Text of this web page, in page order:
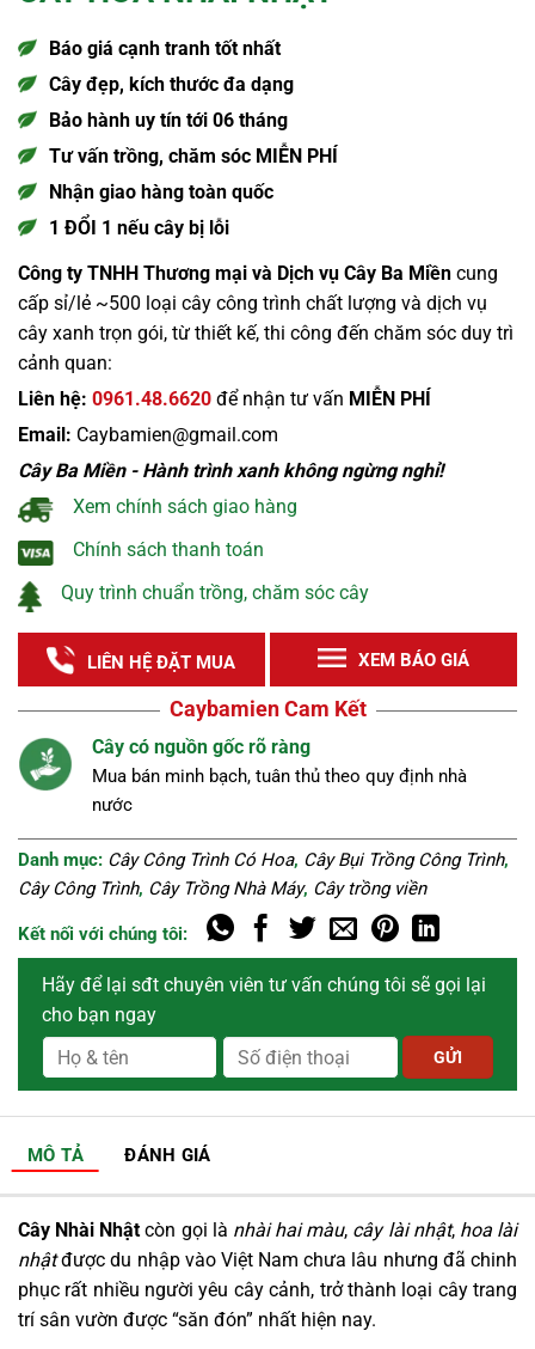
Báo giá cạnh tranh tốt nhất
Cây đẹp, kích thước đa dạng
Bảo hành uy tín tới 06 tháng
Tư vấn trồng, chăm sóc MIỄN PHÍ
Nhận giao hàng toàn quốc
1 ĐỔI 1 nếu cây bị lỗi
Công ty TNHH Thương mại và Dịch vụ Cây Ba Miền cung
cấp sỉ/lẻ ~500 loại cây công trình chất lượng và dịch vụ
cây xanh trọn gói, từ thiết kế, thi công đến chăm sóc duy trì
cảnh quan:
Liên hệ: 0961.48.6620 để nhận tư vấn MIỄN PHÍ
Email: Caybamien@gmail.com
Cây Ba Miền - Hành trình xanh không ngừng nghỉ!
Xem chính sách giao hàng
Chính sách thanh toán
Quy trình chuẩn trồng, chăm sóc cây
LIÊN HỆ ĐẶT MUA XEM BÁO GIÁ
Caybamien Cam Kết
Nguồn cây tuyển chọn
Cây khỏe, đẹp, không sâu bệnh được lựa chọn kĩ
càng.
Danh mục: Cây Công Trình Có Hoa, Cây Bụi Trồng Công Trình,
Cây Công Trình, Cây Trồng Nhà Máy, Cây trồng viền
Kết nối với chúng tôi:
Hãy để lại sđt chuyên viên tư vấn chúng tôi sẽ gọi lại
cho bạn ngay
MÔ TẢ ĐÁNH GIÁ
Cây Nhài Nhật còn gọi là nhài hai màu, cây lài nhật, hoa lài
nhậtđược du nhập vào Việt Nam chưa lâu nhưng đã chinh
phục rất nhiều người yêu cây cảnh, trở thành loại cây trang
trí sân vườn được “săn đón” nhất hiện nay.